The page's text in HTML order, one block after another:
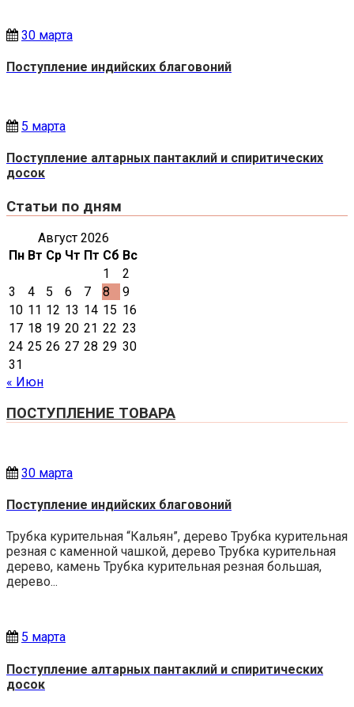
30 марта
Поступление индийских благовоний
5 марта
Поступление алтарных пантаклий и спиритических
досок
Статьи по дням
Август 2026
Пн Вт Ср Чт Пт Сб Вс
1
2
3
4 5 6 7 8
9
10 11 12 13 14 15 16
17 18 19 20 21 22 23
24 25 26 27 28 29 30
31
« Июн
ПОСТУПЛЕНИЕ ТОВАРА
30 марта
Поступление индийских благовоний
Трубка курительная “Кальян”, дерево Трубка курительная
резная с каменной чашкой, дерево Трубка курительная
дерево, камень Трубка курительная резная большая,
дерево...
5 марта
Поступление алтарных пантаклий и спиритических
досок